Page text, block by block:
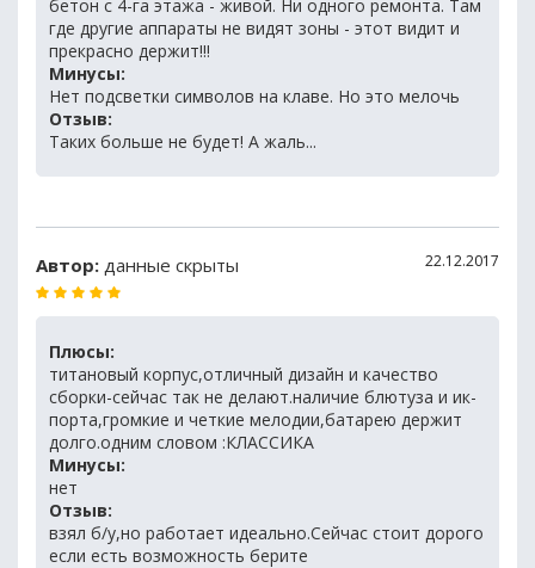
бетон с 4-га этажа - живой. Ни одного ремонта. Там
где другие аппараты не видят зоны - этот видит и
прекрасно держит!!!
Минусы:
Нет подсветки символов на клаве. Но это мелочь
Отзыв:
Таких больше не будет! А жаль...
Автор: данные скрыты 22.12.2017
Плюсы:
титановый корпус,отличный дизайн и качество
сборки-сейчас так не делают.наличие блютуза и ик-
порта,громкие и четкие мелодии,батарею держит
долго.одним словом :КЛАССИКА
Минусы:
нет
Отзыв:
взял б/у,но работает идеально.Сейчас стоит дорого
если есть возможность берите